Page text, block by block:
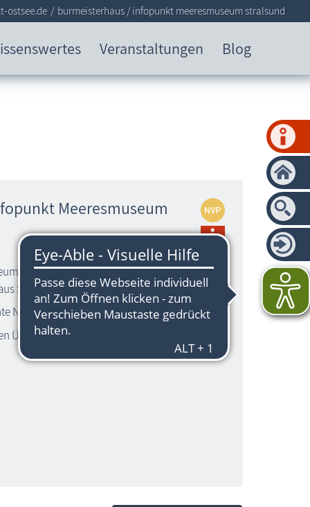
Veranstaltungen Blog
ostsee.de burmeisterhaus / infopunkt meeresmuseum stralsund
Meeresmuseum
welches sich zurzeit im Umbau
Stralsund, gotisches Bürgerhaus
Neuerungen im MEERESMUSEUM
Überblick über bauliche